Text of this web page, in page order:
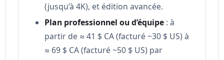
(jusqu’à 4K), et édition avancée.
Plan professionnel ou d’équipe : à
partir de ≈ 41 $ CA (facturé ~30 $ US) à
≈ 69 $ CA (facturé ~50 $ US) par